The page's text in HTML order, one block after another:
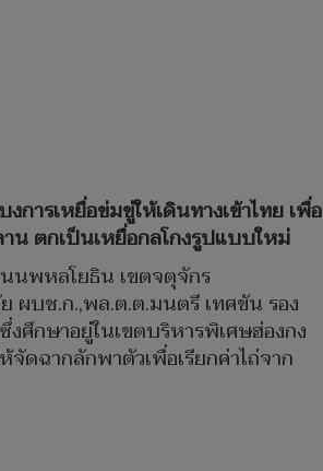
การเหยื่อข่มขู่ให้เดินทางเข้าไทย เพื่อ
าน ตกเป็นเหยื่อกลโกงรูปแบบใหม่
นพหลโยธิน เขตจตุจักร
ผบช.ก.,พล.ต.ต.มนตรี เทศขัน รอง
ศึกษาอยู่ในเขตบริหารพิเศษฮ่องกง
ดฉากลักพาตัวเพื่อเรียกค่าไถ่จาก